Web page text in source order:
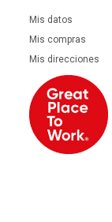
Mis datos
Mis compras
Mis direcciones